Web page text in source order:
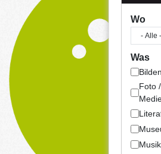
Wo
Was
Foto
Musik